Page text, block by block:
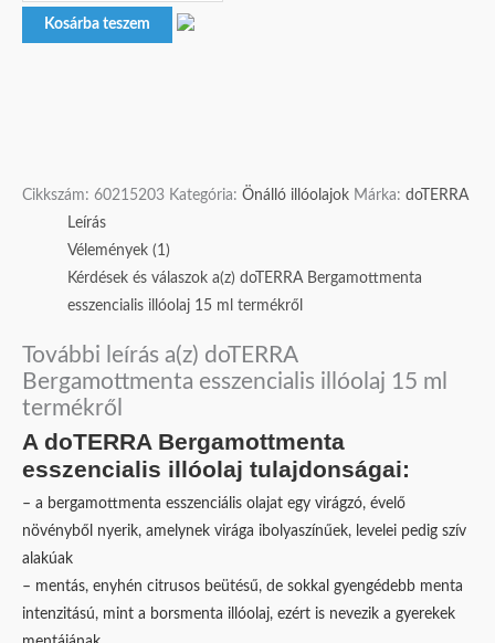
Kosárba teszem
Cikkszám: 60215203 Kategória: Önálló illóolajok Márka: doTERRA
Leírás
Vélemények (1)
Kérdések és válaszok a(z) doTERRA Bergamottmenta
esszencialis illóolaj 15 ml termékről
További leírás a(z) doTERRA
Bergamottmenta esszencialis illóolaj 15 ml
termékről
A doTERRA Bergamottmenta
esszencialis illóolaj tulajdonságai:
– a bergamottmenta esszenciális olajat egy virágzó, évelő
növényből nyerik, amelynek virága ibolyaszínűek, levelei pedig szív
alakúak
– mentás, enyhén citrusos beütésű, de sokkal gyengédebb menta
intenzitású, mint a borsmenta illóolaj, ezért is nevezik a gyerekek